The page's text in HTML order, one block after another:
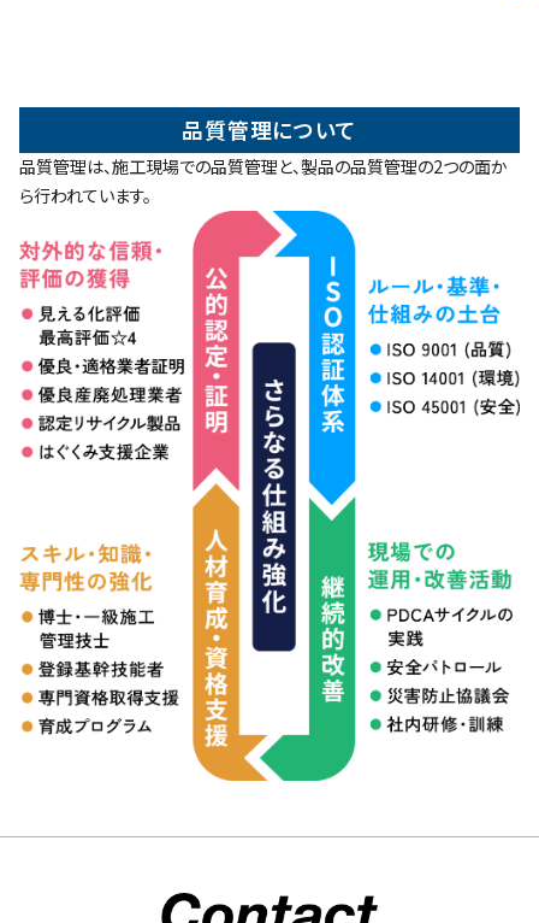
土木
基礎事業部
「杭基礎」など、
社会インフラを整備するうえで
大切な基礎工事を広範に行っています。
リサイクル事業部
産業廃棄物の処理や運搬、
廃棄物の再利用を行っています。
2か所の自社処理施設を稼働させています。
運輸部
自社で保有する重機や建設資材、
建設現場から排出される廃棄物を
迅速かつ安全に運搬する事業を行っています。
品質管理について
品質管理は、施工現場での品質管理と、製品の品質管理の2つの面か
ら行われています。